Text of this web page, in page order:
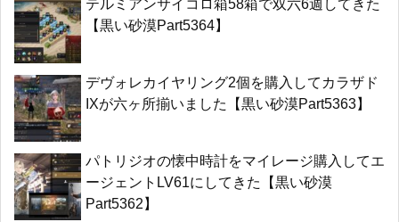
テルミアンサイコロ箱58箱で双六6週してきた
【黒い砂漠Part5364】
デヴォレカイヤリング2個を購入してカラザド
IXが六ヶ所揃いました【黒い砂漠Part5363】
パトリジオの懐中時計をマイレージ購入してエ
ージェントLV61にしてきた【黒い砂漠
Part5362】